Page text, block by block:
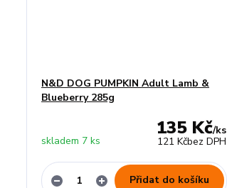
N&D DOG PUMPKIN Adult Lamb &
Blueberry 285g
135 Kč/ks
121 Kčbez DPH
skladem 7 ks
Přidat do košíku